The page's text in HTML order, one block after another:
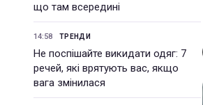
що там всередині
14:58 ТРЕНДИ
Не поспішайте викидати одяг: 7
речей, які врятують вас, якщо
вага змінилася